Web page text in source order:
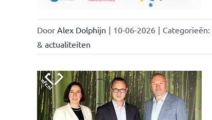
Door Alex Dolphijn | 10-06-2026 | Categorieën:
& actualiteiten